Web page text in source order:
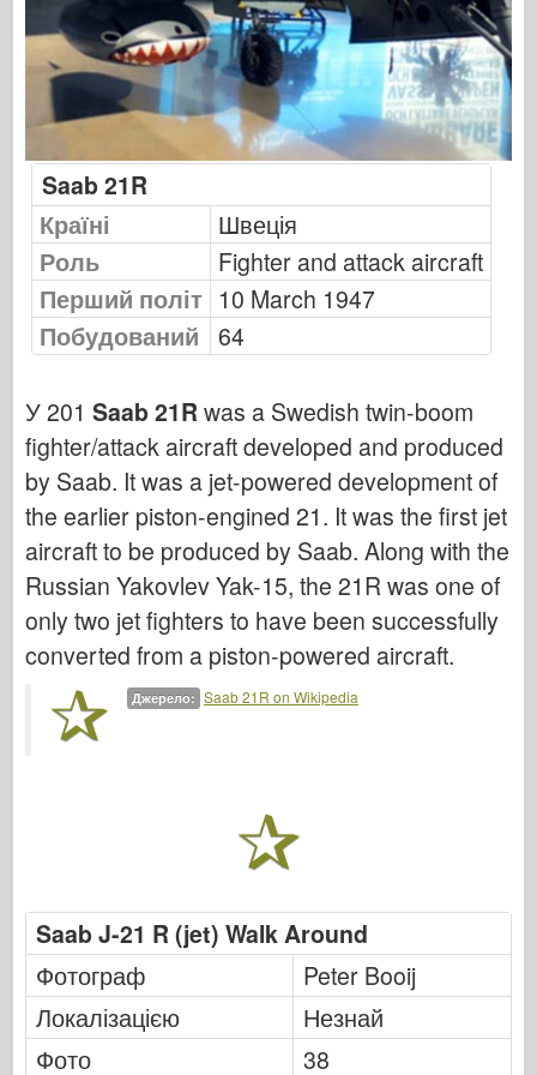
Видавництво Оспрей
Сигнал ескадрильї
Танкові потужності
Вантажівки та танки
Ваффен-Арсенал
Вайдавніктво Міліціярія
Мокети
Академії
Моделі тузів
Клуб AFV
Впс
Модель АЗ
Чорна собака
Бронко
Кібер-хобі
Дніпромодель
Дракон
Едуард
Модель E.T.
Хеллер
ХобіБос
Моделі IBG
Saab 21R
Країні
Швеція
Роль
Fighter and attack aircraft
Перший політ 10 March 1947
Побудований
64
У 201 Saab 21R was a Swedish twin-boom
fighter/attack aircraft developed and produced
by Saab. It was a jet-powered development of
the earlier piston-engined 21. It was the first jet
aircraft to be produced by Saab. Along with the
Russian Yakovlev Yak-15, the 21R was one of
only two jet fighters to have been successfully
converted from a piston-powered aircraft.
Джерело: Saab 21R on Wikipedia
Saab J-21 R (jet) Walk Around
Фотограф
Peter Booij
Локалізацією
Незнай
Фото
38